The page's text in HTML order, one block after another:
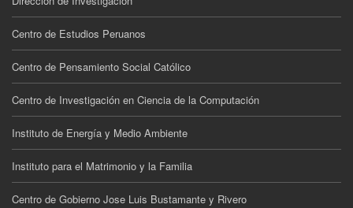
Centro de Estudios Peruanos
Centro de Pensamiento Social Católico
Centro de Investigación en Ciencia de la Computación
Instituto de Energía y Medio Ambiente
Instituto para el Matrimonio y la Familia
Centro de Gobierno Jose Luis Bustamante y Rivero